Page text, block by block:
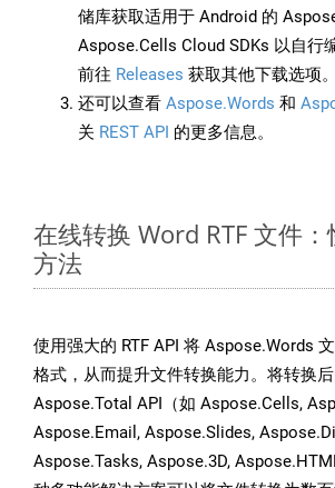
储库获取适用于 Android 的
Aspose.Cells Cloud SDKs 以自行
前往 Releases 获取其他下载选项。
还可以查看 Aspose.Words 和
关 REST API 的更多信息。
在线转换 Word RTF 文件
方法
使用强大的 RTF API 将 Aspose.Words
格式，从而提升文件转换能力。将转换
Aspose.Total API（如 Aspose.Cells,
Aspose.Email, Aspose.Slides,
Aspose.Tasks, Aspose.3D,